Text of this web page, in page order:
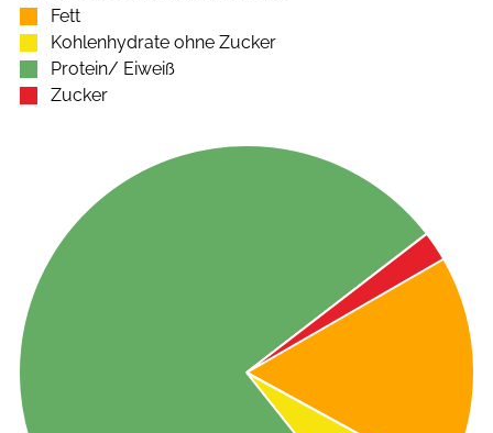
Fett
Kohlenhydrate ohne Zucker
Protein/ Eiweiß
Zucker